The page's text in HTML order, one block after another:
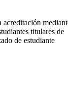
acreditación
titulares de
de estudiante